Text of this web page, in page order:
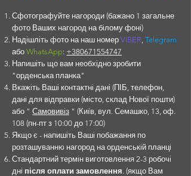
Сфотографуйте нагороди (бажано 1 загальне
фото Ваших нагород на білому фоні)
Надішліть фото на наш номер VIBER Telegram
або WhatsApp: +380671554747
Напишіть що вам необхідно зробити
"орденська планка"
Вкажіть Ваші контактні дані (ПІБ, телефон,
дані для відправки (місто, склад Нової пошти)
або " Самовивіз " (Київ, вул. Семашко, 13, оф.
108 (пн-пт з 10:00 до 17:00)
Якщо є - напишіть Ваші побажання по
розташуванню нагород на орденській планці
Стандартний термін виготовлення 2-3 робочі
дні після оплати замовлення . (якщо Вам